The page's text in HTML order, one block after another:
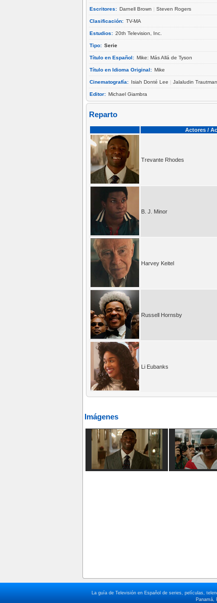
Escritores: Darnell Brown | Steven Rogers
Clasificación: TV-MA
Estudios: 20th Television, Inc.
Tipo: Serie
Título en Español: Mike: Más Allá de Tyson
Título en Idioma Original: Mike
Cinematografía: Isiah Donté Lee | Jalaludin
Editor: Michael Giambra
Reparto
Actores /
Trevante Rhodes
B. J. Minor
Harvey Keitel
Russell Hornsby
Li Eubanks
Imágenes
La guía de Televisión en Español de series, películas,
Panamá,